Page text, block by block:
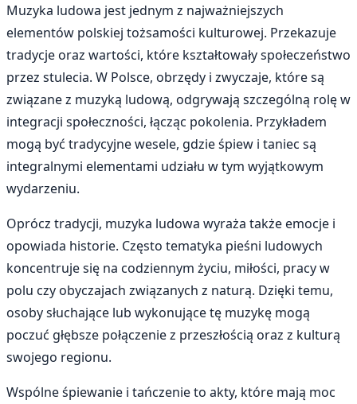
Muzyka ludowa jest jednym z najważniejszych
elementów polskiej tożsamości kulturowej. Przekazuje
tradycje oraz wartości, które kształtowały społeczeństwo
przez stulecia. W Polsce, obrzędy i zwyczaje, które są
związane z muzyką ludową, odgrywają szczególną rolę w
integracji społeczności, łącząc pokolenia. Przykładem
mogą być tradycyjne wesele, gdzie śpiew i taniec są
integralnymi elementami udziału w tym wyjątkowym
wydarzeniu.
Oprócz tradycji, muzyka ludowa wyraża także emocje i
opowiada historie. Często tematyka pieśni ludowych
koncentruje się na codziennym życiu, miłości, pracy w
polu czy obyczajach związanych z naturą. Dzięki temu,
osoby słuchające lub wykonujące tę muzykę mogą
poczuć głębsze połączenie z przeszłością oraz z kulturą
swojego regionu.
Wspólne śpiewanie i tańczenie to akty, które mają moc